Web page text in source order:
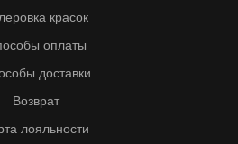
красок
оплаты
доставки
Возврат
лояльности